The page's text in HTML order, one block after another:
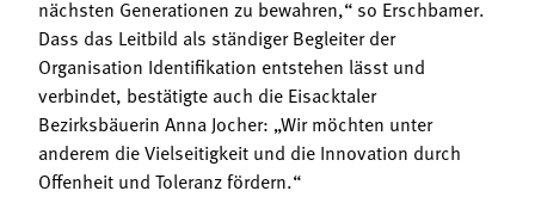
nächsten Generationen zu bewahren,“ so Erschbamer.
Dass das Leitbild als ständiger Begleiter der
Organisation Identifikation entstehen lässt und
verbindet, bestätigte auch die Eisacktaler
Bezirksbäuerin Anna Jocher: „Wir möchten unter
anderem die Vielseitigkeit und die Innovation durch
Offenheit und Toleranz fördern.“